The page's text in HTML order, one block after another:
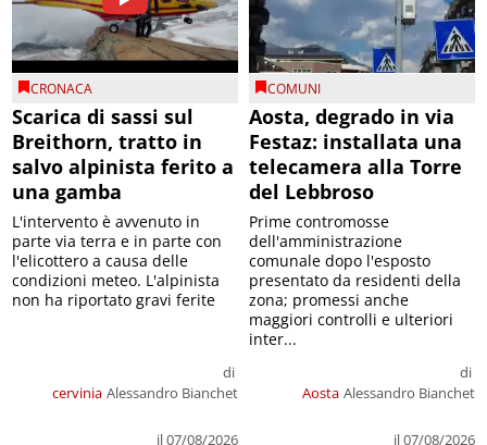
CRONACA
Scarica di sassi sul
Breithorn, tratto in
salvo alpinista ferito a
una gamba
cervinia
di
Alessandro Bianchet
il 07/08/2026
L'intervento è avvenuto in
parte via terra e in parte con
l'elicottero a causa delle
condizioni meteo. L'alpinista
non ha riportato gravi ferite
COMUNI
Aosta, degrado in via
Festaz: installata una
telecamera alla Torre
del Lebbroso
Aosta
di
Alessandro Bianchet
il 07/08/2026
Prime contromosse
dell'amministrazione
comunale dopo l'esposto
presentato da residenti della
zona; promessi anche
maggiori controlli e ulteriori
inter...